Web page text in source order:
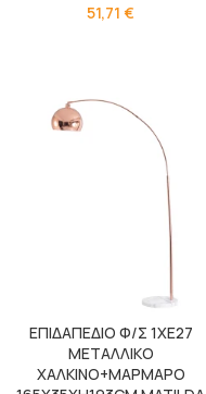
51,71€
ΕΠΙΔΑΠΕΔΙΟ Φ/Σ 1ΧΕ27
ΜΕΤΑΛΛΙΚΟ
ΧΑΛΚΙΝΟ+ΜΑΡΜΑΡΟ